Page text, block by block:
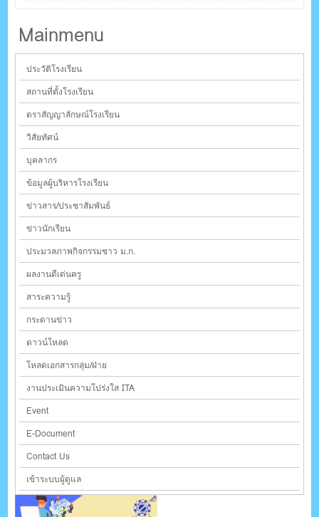
Mainmenu
ประวัติโรงเรียน
สถานที่ตั้งโรงเรียน
ตราสัญญาลักษณ์โรงเรียน
วิสัยทัศน์
บุคลากร
ข้อมูลผู้บริหารโรงเรียน
ข่าวสาร/ประชาสัมพันธ์
ข่าวนักเรียน
ประมวลภาพกิจกรรมชาว ม.ก.
ผลงานดีเด่นครู
สาระความรู้
กระดานข่าว
ดาวน์โหลด
โหลดเอกสารกลุ่ม/ฝ่าย
งานประเมินความโปร่งใส ITA
Event
E-Document
Contact Us
เข้าระบบผู้ดูแล